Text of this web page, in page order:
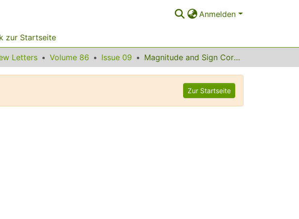
Anmelden
zur Startseite
Letters Volume 86 Issue 09 Magnitude and Sign Correlations in Heartbeat Fluctuations
Zur Startseite